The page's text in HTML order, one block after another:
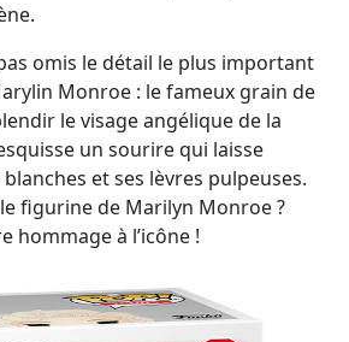
omis le détail le plus important
Monroe : le fameux grain de
le visage angélique de la
un sourire qui laisse
et ses lèvres pulpeuses.
figurine de Marilyn Monroe ?
hommage à l’icône !